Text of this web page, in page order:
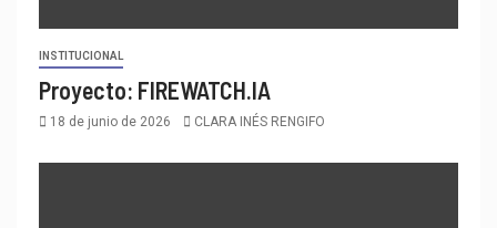
INSTITUCIONAL
Proyecto: FIREWATCH.IA
18 de junio de 2026 CLARA INÉS RENGIFO